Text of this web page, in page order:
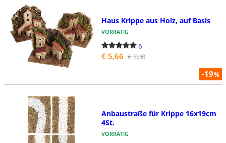
-19%
Haus Krippe aus Holz, auf Basis
VORRÄTIG
6
€ 5,66 € 7,00
Anbaustraße für Krippe 16x19cm
4St.
VORRÄTIG